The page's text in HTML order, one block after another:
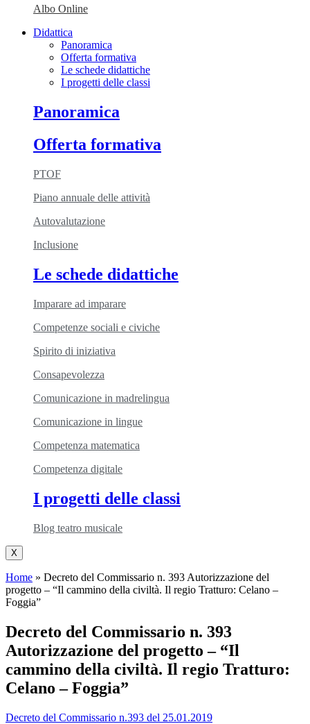
Albo Online
Didattica
Panoramica
Offerta formativa
Le schede didattiche
I progetti delle classi
Panoramica
Offerta formativa
PTOF
Piano annuale delle attività
Autovalutazione
Inclusione
Le schede didattiche
Imparare ad imparare
Competenze sociali e civiche
Spirito di iniziativa
Consapevolezza
Comunicazione in madrelingua
Comunicazione in lingue
Competenza matematica
Competenza digitale
I progetti delle classi
Blog teatro musicale
X
Home » Decreto del Commissario n. 393 Autorizzazione del
progetto – “Il cammino della civiltà. Il regio Tratturo: Celano –
Foggia”
Decreto del Commissario n. 393
Autorizzazione del progetto – “Il
cammino della civiltà. Il regio Tratturo:
Celano – Foggia”
Decreto del Commissario n.393 del 25.01.2019